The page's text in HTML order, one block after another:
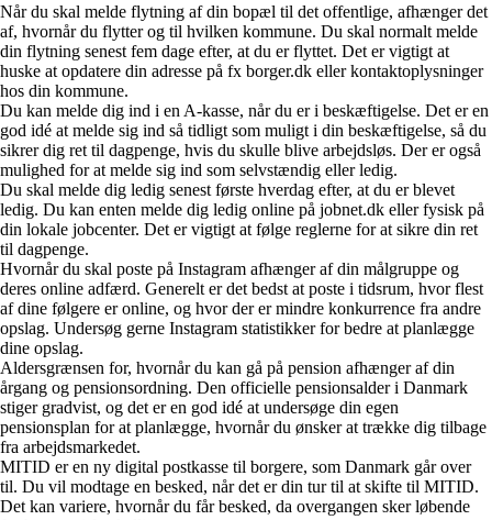
Når du skal melde flytning af din bopæl til det offentlige, afhænger det
af, hvornår du flytter og til hvilken kommune. Du skal normalt melde
din flytning senest fem dage efter, at du er flyttet. Det er vigtigt at
huske at opdatere din adresse på fx borger.dk eller kontaktoplysninger
hos din kommune.
Du kan melde dig ind i en A-kasse, når du er i beskæftigelse. Det er en
god idé at melde sig ind så tidligt som muligt i din beskæftigelse, så du
sikrer dig ret til dagpenge, hvis du skulle blive arbejdsløs. Der er også
mulighed for at melde sig ind som selvstændig eller ledig.
Du skal melde dig ledig senest første hverdag efter, at du er blevet
ledig. Du kan enten melde dig ledig online på jobnet.dk eller fysisk på
din lokale jobcenter. Det er vigtigt at følge reglerne for at sikre din ret
til dagpenge.
Hvornår du skal poste på Instagram afhænger af din målgruppe og
deres online adfærd. Generelt er det bedst at poste i tidsrum, hvor flest
af dine følgere er online, og hvor der er mindre konkurrence fra andre
opslag. Undersøg gerne Instagram statistikker for bedre at planlægge
dine opslag.
Aldersgrænsen for, hvornår du kan gå på pension afhænger af din
årgang og pensionsordning. Den officielle pensionsalder i Danmark
stiger gradvist, og det er en god idé at undersøge din egen
pensionsplan for at planlægge, hvornår du ønsker at trække dig tilbage
fra arbejdsmarkedet.
MITID er en ny digital postkasse til borgere, som Danmark går over
til. Du vil modtage en besked, når det er din tur til at skifte til MITID.
Det kan variere, hvornår du får besked, da overgangen sker løbende